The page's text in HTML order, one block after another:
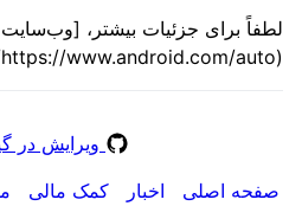
(https://www.android.com/auto/) را بررسی کنید.
ویرایش در
صفحه اصلی
اخبار کمک مالی